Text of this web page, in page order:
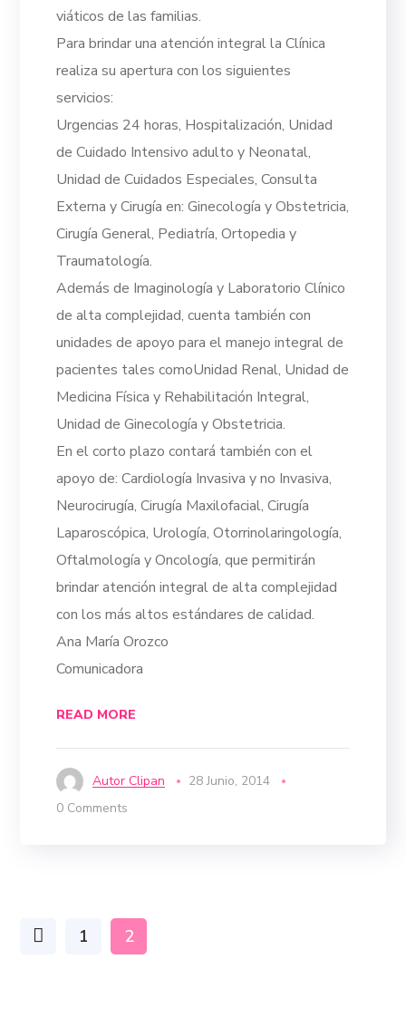
viáticos de las familias.
Para brindar una atención integral la Clínica
realiza su apertura con los siguientes
servicios:
Urgencias 24 horas, Hospitalización, Unidad
de Cuidado Intensivo adulto y Neonatal,
Unidad de Cuidados Especiales, Consulta
Externa y Cirugía en: Ginecología y Obstetricia,
Cirugía General, Pediatría, Ortopedia y
Traumatología.
Además de Imaginología y Laboratorio Clínico
de alta complejidad, cuenta también con
unidades de apoyo para el manejo integral de
pacientes tales comoUnidad Renal, Unidad de
Medicina Física y Rehabilitación Integral,
Unidad de Ginecología y Obstetricia.
En el corto plazo contará también con el
apoyo de: Cardiología Invasiva y no Invasiva,
Neurocirugía, Cirugía Maxilofacial, Cirugía
Laparoscópica, Urología, Otorrinolaringología,
Oftalmología y Oncología, que permitirán
brindar atención integral de alta complejidad
con los más altos estándares de calidad.
Ana María Orozco
Comunicadora
READ MORE
Autor Clipan
28 Junio, 2014
0 Comments
1 2